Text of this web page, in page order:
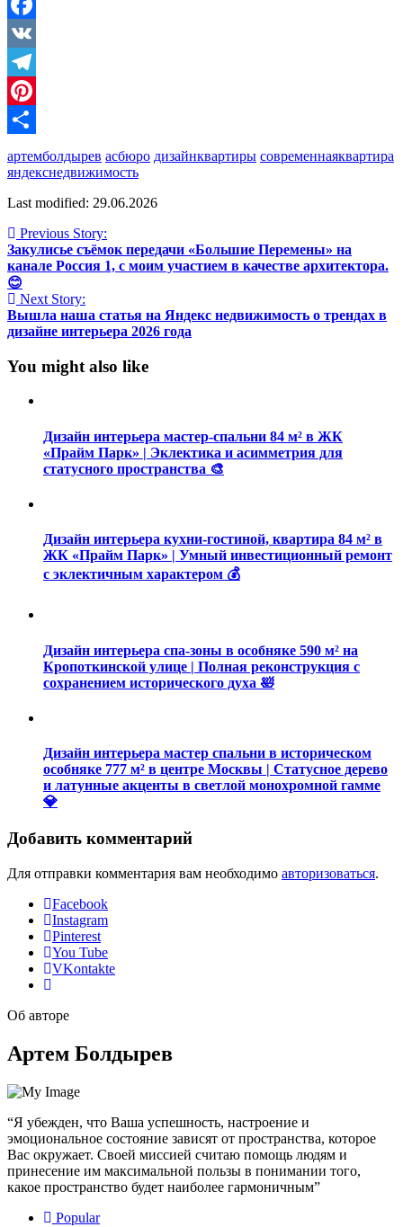
Facebook
VK
Telegram
Pinterest
Отправить
артемболдырев асбюро дизайнквартиры современнаяквартира
яндекснедвижимость
Last modified: 29.06.2026
Previous Story:
Закулисье съёмок передачи «Большие Перемены» на
канале Россия 1, с моим участием в качестве архитектора.
😊
Next Story:
Вышла наша статья на Яндекс недвижимость о трендах в
дизайне интерьера 2026 года
You might also like
Дизайн интерьера мастер-спальни 84 м² в ЖК
«Прайм Парк» | Эклектика и асимметрия для
статусного пространства 🎨
Дизайн интерьера кухни-гостиной, квартира 84 м² в
ЖК «Прайм Парк» | Умный инвестиционный ремонт
с эклектичным характером 💰
Дизайн интерьера спа-зоны в особняке 590 м² на
Кропоткинской улице | Полная реконструкция с
сохранением исторического духа 🛀
Дизайн интерьера мастер спальни в историческом
особняке 777 м² в центре Москвы | Статусное дерево
и латунные акценты в светлой монохромной гамме
💎
Добавить комментарий
Для отправки комментария вам необходимо авторизоваться.
Facebook
Instagram
Pinterest
You Tube
VKontakte
Об авторе
Артем Болдырев
“Я убежден, что Ваша успешность, настроение и
эмоциональное состояние зависят от пространства, которое
Вас окружает. Своей миссией считаю помощь людям и
принесение им максимальной пользы в понимании того,
какое пространство будет наиболее гармоничным”
Popular